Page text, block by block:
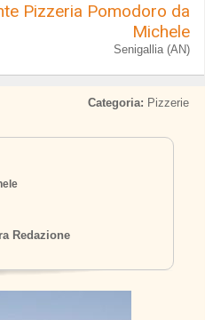
Pizzeria Pomodoro da
Michele
Senigallia (AN)
Categoria: Pizzerie
Redazione